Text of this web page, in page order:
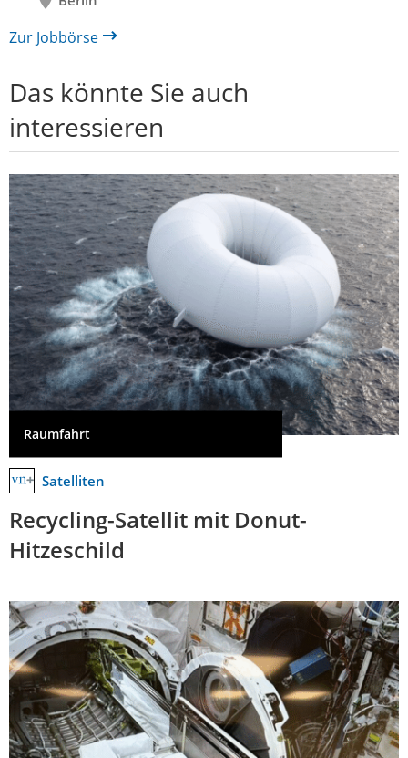
Zur Jobbörse
Das könnte Sie auch
interessieren
Raumfahrt
Satelliten
Recycling-Satellit mit Donut-
Hitzeschild